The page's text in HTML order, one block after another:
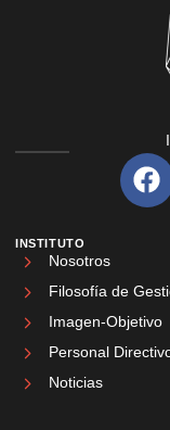
INSTITUTO
Nosotros
Filosofía de
Imagen-Objetivo
Personal
Noticias